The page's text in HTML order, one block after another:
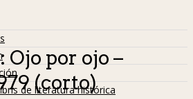
de literatura histórica
Ojo por ojo –
(corto)